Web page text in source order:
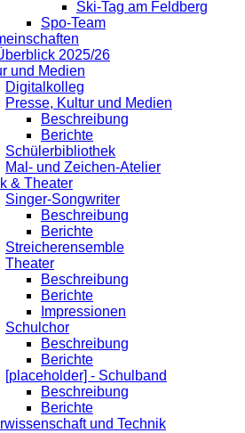
Ski-Tag am Feldberg
Spo-Team
2025/26
und Medien
Digitalkolleg
Presse, Kultur und Medien
Beschreibung
Berichte
Schülerbibliothek
Mal- und Zeichen-Atelier
& Theater
Singer-Songwriter
Beschreibung
Berichte
Streicherensemble
Theater
Beschreibung
Berichte
Impressionen
Schulchor
Beschreibung
Berichte
[placeholder] - Schulband
Beschreibung
Berichte
und Technik